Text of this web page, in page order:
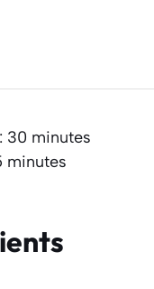
30 minutes
minutes